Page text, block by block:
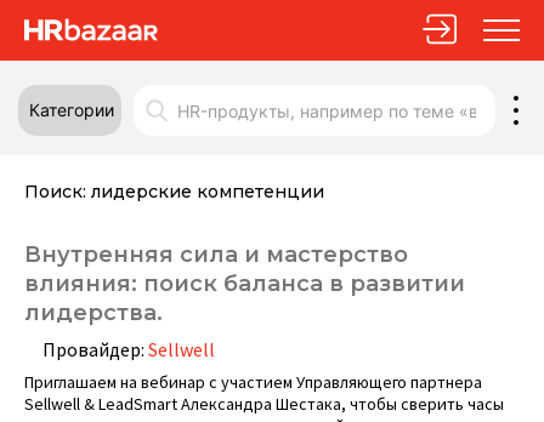
Категории
Поиск: лидерские компетенции
Внутренняя сила и мастерство
влияния: поиск баланса в развитии
лидерства.
Провайдер: Sellwell
Приглашаем на вебинар с участием Управляющего партнера
Sellwell & LeadSmart Александра Шестака, чтобы сверить часы